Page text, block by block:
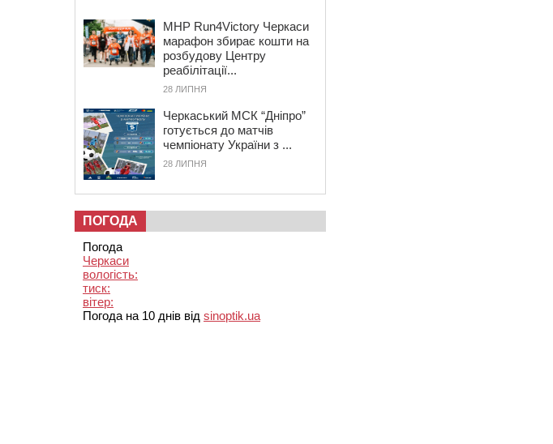
MHP Run4Victory Черкаси
марафон збирає кошти на
розбудову Центру
реабілітації...
28 ЛИПНЯ
Черкаський МСК “Дніпро”
готується до матчів
чемпіонату України з ...
28 ЛИПНЯ
ПОГОДА
Погода
Черкаси
вологість:
тиск:
вітер:
Погода на 10 днів від sinoptik.ua